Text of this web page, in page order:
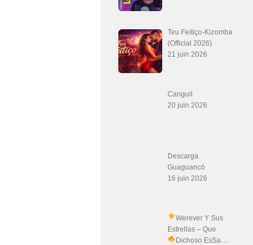
Teu Feitiço-Kizomba
(Official 2026)
21 juin 2026
Canguil
20 juin 2026
Descarga
Guaguancó
16 juin 2026
Werever Y Sus
Estrellas – Que
Dichoso EsSa…